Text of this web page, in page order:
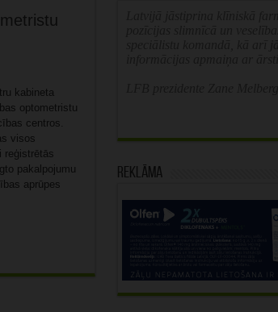
kabineta
optometristu
centros.
visos
reģistrētās
pakalpojumu
aprūpes
Reklāma